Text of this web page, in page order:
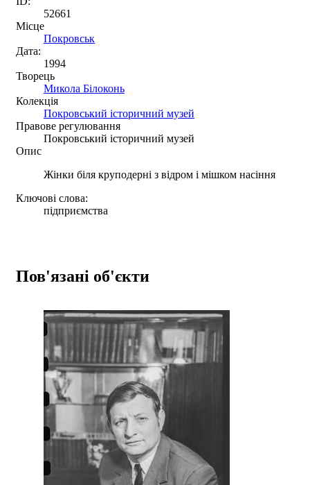
52661
Місце
Покровськ
Дата:
1994
Творець
Микола Білоконь
Колекція
Покровський історичний музей
Правове регулювання
Покровський історичний музей
Опис
Жінки біля круподерні з відром і мішком насіння
Ключові слова:
підприємства
Пов'язані об'єкти